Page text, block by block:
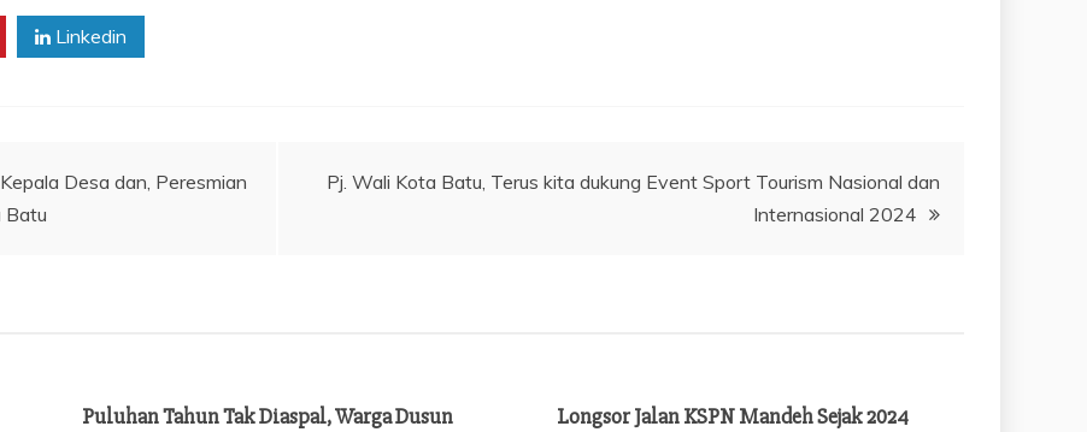
Linkedin
Desa dan, Peresmian
Batu
Pj. Wali Kota Batu, Terus kita dukung Event Sport Tourism Nasional dan
Internasional 2024
Puluhan Tahun Tak Diaspal, Warga Dusun
Longsor Jalan KSPN Mandeh Sejak 2024